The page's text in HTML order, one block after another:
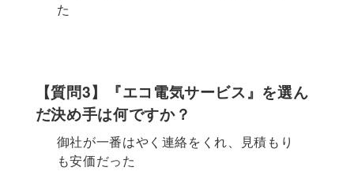
た
【質問3】『エコ電気サービス』を選ん
だ決め手は何ですか？
御社が一番はやく連絡をくれ、見積もり
も安価だった